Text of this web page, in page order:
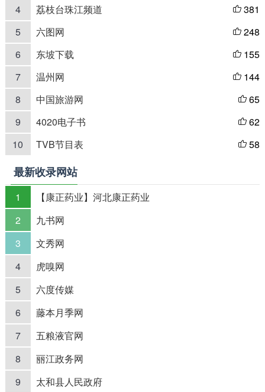
4
荔枝台珠江频道  381
5
六图网  248
6
东坡下载  155
7
温州网  144
8
中国旅游网  65
9
4020电子书  62
10
TVB节目表  58
最新收录网站
1
【康正药业】河北康正药业
2
九书网
3
文秀网
4
虎嗅网
5
六度传媒
6
藤本月季网
7
五粮液官网
8
丽江政务网
9
太和县人民政府